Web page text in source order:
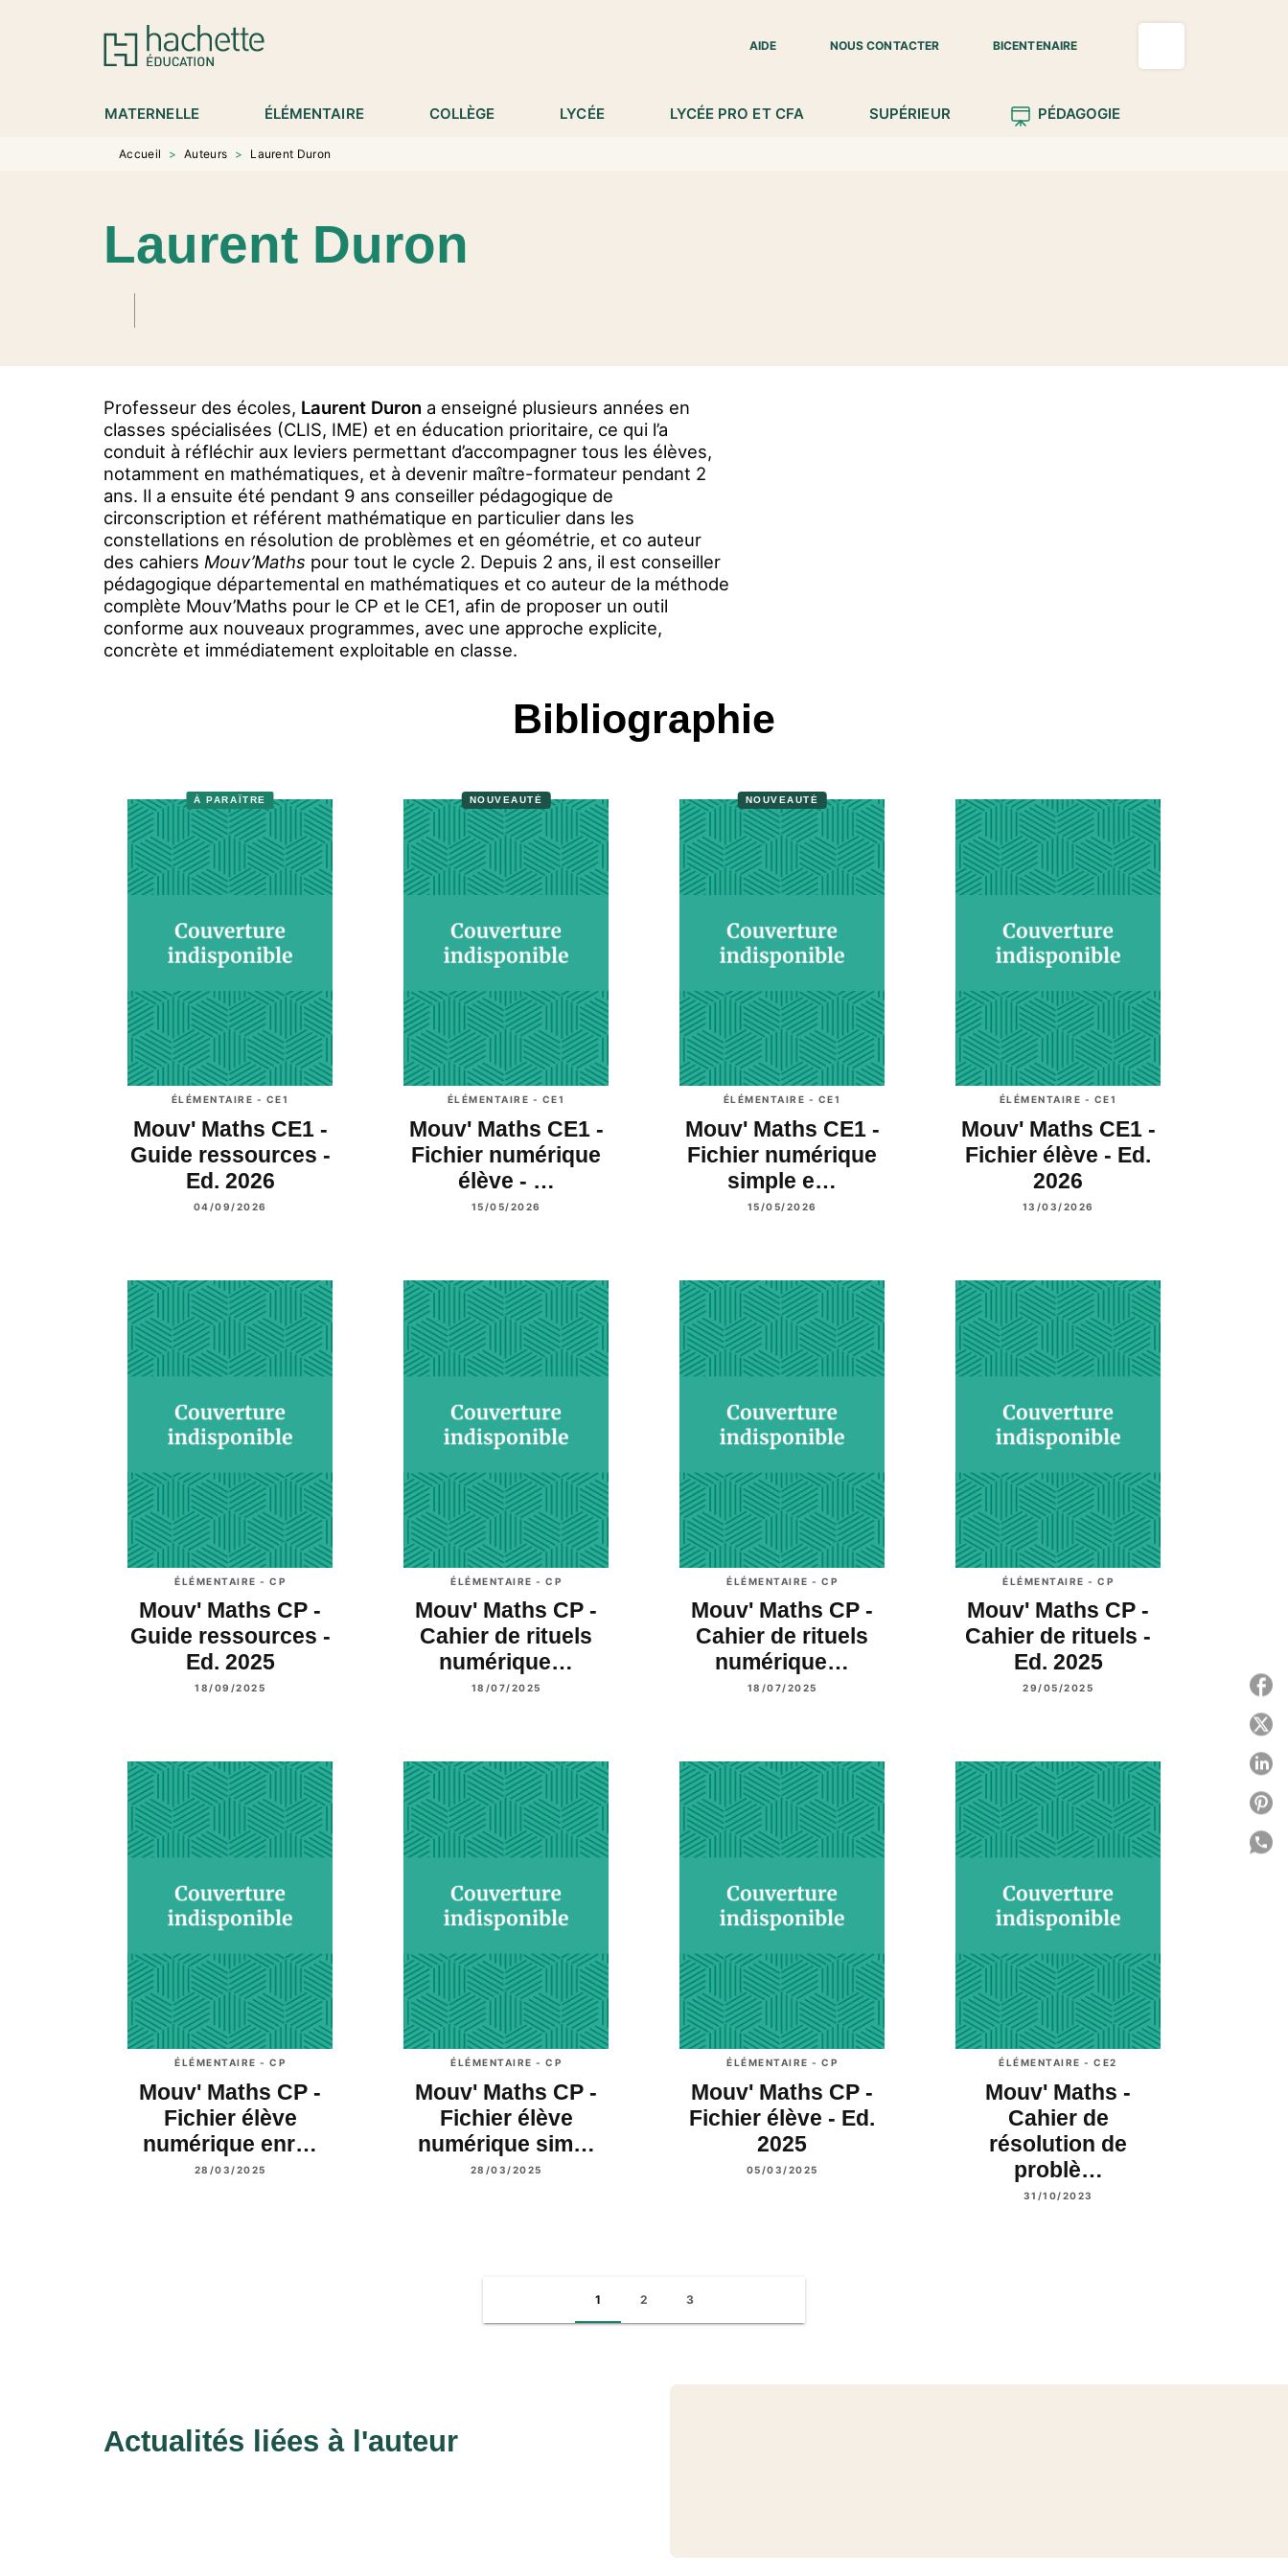
MENU RECHERCHE
AIDE
NOUS CONTACTER BICENTENAIRE
MATERNELLE ÉLÉMENTAIRE COLLÈGE LYCÉE LYCÉE PRO ET CFA SUPÉRIEUR PÉDAGOGIE
Accueil > Auteurs > Laurent Duron
Laurent Duron
Professeur des écoles, Laurent Duron a enseigné plusieurs années en
classes spécialisées (CLIS, IME) et en éducation prioritaire, ce qui l’a
conduit à réfléchir aux leviers permettant d’accompagner tous les élèves,
notamment en mathématiques, et à devenir maître-formateur pendant 2
ans. Il a ensuite été pendant 9 ans conseiller pédagogique de
circonscription et référent mathématique en particulier dans les
constellations en résolution de problèmes et en géométrie, et co auteur
des cahiers Mouv’Maths pour tout le cycle 2. Depuis 2 ans, il est conseiller
pédagogique départemental en mathématiques et co auteur de la méthode
complète Mouv’Maths pour le CP et le CE1, afin de proposer un outil
conforme aux nouveaux programmes, avec une approche explicite,
concrète et immédiatement exploitable en classe.
Bibliographie
À PARAÎTRE
ÉLÉMENTAIRE - CE1
Mouv' Maths CE1 -
Guide ressources -
Ed. 2026
04/09/2026
NOUVEAUTÉ
ÉLÉMENTAIRE - CE1
Mouv' Maths CE1 -
Fichier numérique
élève - …
15/05/2026
NOUVEAUTÉ
ÉLÉMENTAIRE - CE1
Mouv' Maths CE1 -
Fichier numérique
simple e…
15/05/2026
ÉLÉMENTAIRE - CE1
Mouv' Maths CE1 -
Fichier élève - Ed.
2026
13/03/2026
ÉLÉMENTAIRE - CP
Mouv' Maths CP -
Guide ressources -
Ed. 2025
18/09/2025
ÉLÉMENTAIRE - CP
Mouv' Maths CP -
Cahier de rituels
numérique…
18/07/2025
ÉLÉMENTAIRE - CP
Mouv' Maths CP -
Cahier de rituels
numérique…
18/07/2025
ÉLÉMENTAIRE - CP
Mouv' Maths CP -
Cahier de rituels -
Ed. 2025
29/05/2025
ÉLÉMENTAIRE - CP
Mouv' Maths CP -
Fichier élève
numérique enr…
28/03/2025
ÉLÉMENTAIRE - CP
Mouv' Maths CP -
Fichier élève
numérique sim…
28/03/2025
ÉLÉMENTAIRE - CP
Mouv' Maths CP -
Fichier élève - Ed.
2025
05/03/2025
ÉLÉMENTAIRE - CE2
Mouv' Maths -
Cahier de
résolution de
problè…
31/10/2023
1 2 3
Actualités liées à l'auteur